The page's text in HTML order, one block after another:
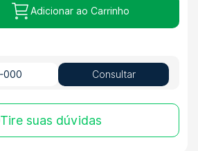
Adicionar ao Carrinho
Consultar
Tire suas dúvidas